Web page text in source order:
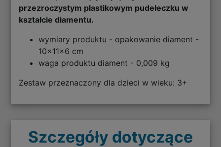
przezroczystym plastikowym pudełeczku w
kształcie diamentu.
wymiary produktu - opakowanie diament -
10x11x6 cm
waga produktu diament - 0,009 kg
Zestaw przeznaczony dla dzieci w wieku: 3+
Szczegóły dotyczące